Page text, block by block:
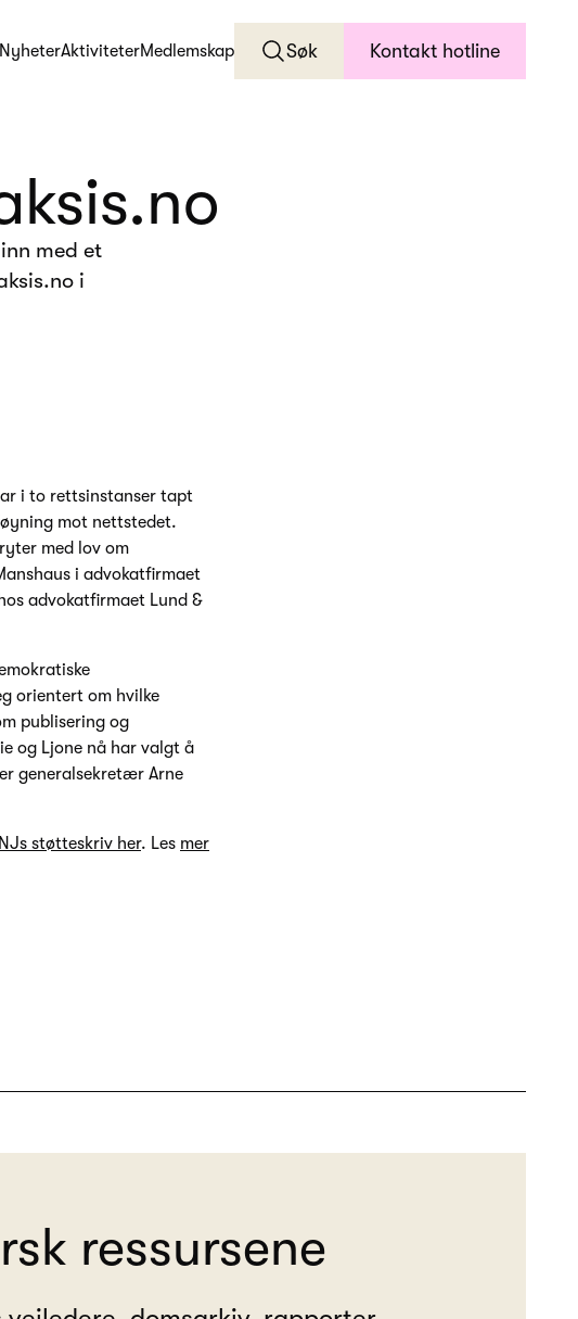
NyheterAktiviteterMedlemskap Søk Kontakt hotline
med et
i
i to rettsinstanser tapt
mot nettstedet.
med lov om
i advokatfirmaet
advokatfirmaet Lund &
orientert om hvilke
publisering og
og Ljone nå har valgt å
generalsekretær Arne
støtteskriv her. Les mer
ressursene